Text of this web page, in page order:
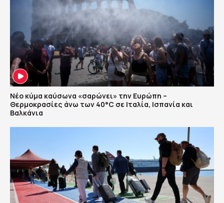
Νέο κύμα καύσωνα «σαρώνει» την Ευρώπη –
Θερμοκρασίες άνω των 40°C σε Ιταλία, Ισπανία και
Βαλκάνια